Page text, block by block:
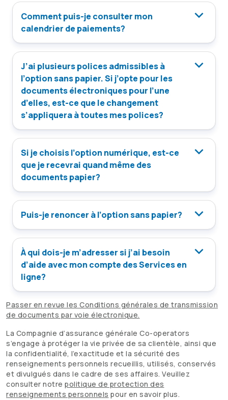
Comment puis-je consulter mon
calendrier de paiements?
J’ai plusieurs polices admissibles à
l’option sans papier. Si j’opte pour les
documents électroniques pour l’une
d’elles, est-ce que le changement
s’appliquera à toutes mes polices?
Si je choisis l’option numérique, est-ce
que je recevrai quand même des
documents papier?
Puis-je renoncer à l’option sans papier?
À qui dois-je m’adresser si j’ai besoin
d’aide avec mon compte des Services en
ligne?
Passer en revue les Conditions générales de transmission
de documents par voie électronique.
La Compagnie d’assurance générale Co-operators
s’engage à protéger la vie privée de sa clientèle, ainsi que
la confidentialité, l’exactitude et la sécurité des
renseignements personnels recueillis, utilisés, conservés
et divulgués dans le cadre de ses affaires. Veuillez
consulter notre politique de protection des
renseignements personnels pour en savoir plus.